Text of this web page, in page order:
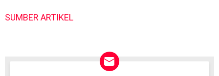
SUMBER ARTIKEL